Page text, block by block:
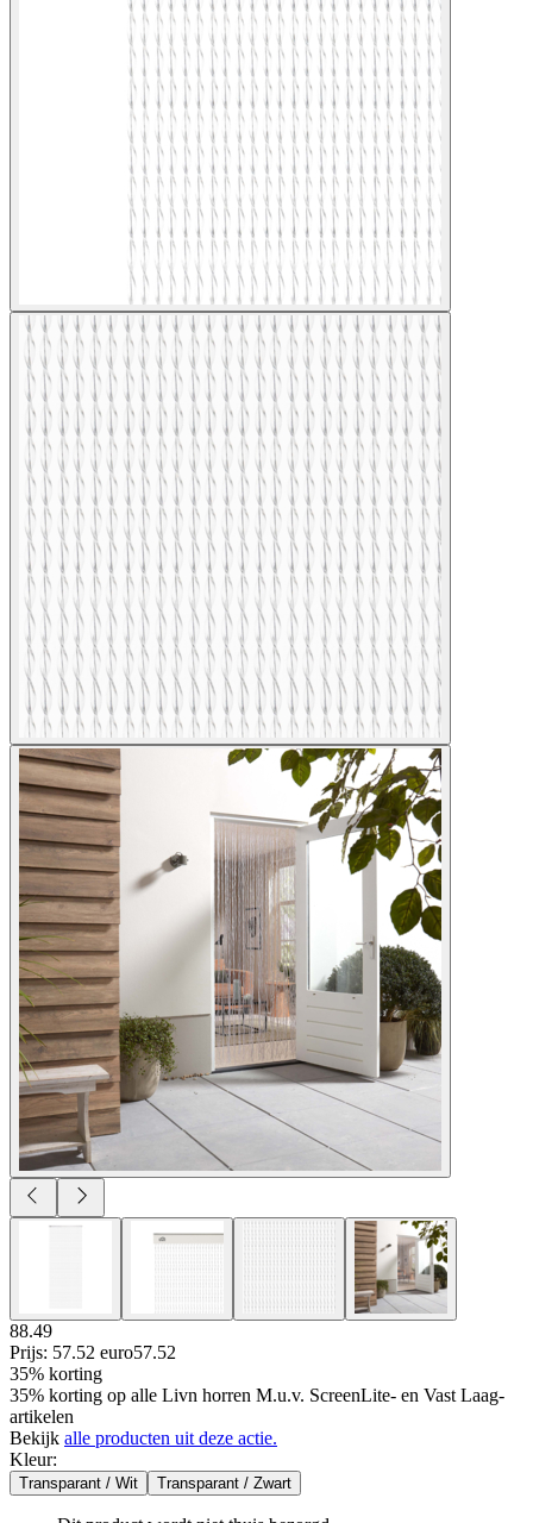
88.49
Prijs: 57.52 euro57.52
35% korting
35% korting op alle Livn horren M.u.v. ScreenLite- en Vast Laag-
artikelen
Bekijk alle producten uit deze actie.
Kleur:
Transparant / Wit Transparant / Zwart